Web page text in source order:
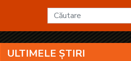
ULTIMELE ȘTIRI